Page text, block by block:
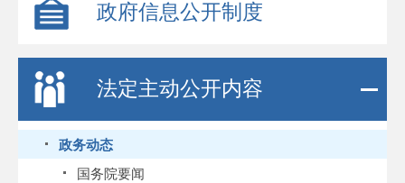
政府信息公开制度
法定主动公开内容
政务动态
国务院要闻